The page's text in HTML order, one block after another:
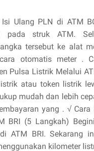
Ulang PLN di ATM
pada struk ATM.
tersebut ke alat
otomatis meter .
Pulsa Listrik Melalui
atau token listrik
mudah dan lebih
yang . √ Cara
BRI (5 Langkah)
ATM BRI. Sekarang
kilometer